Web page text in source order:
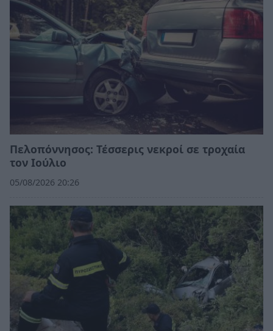
Πελοπόννησος: Τέσσερις νεκροί σε τροχαία
τον Ιούλιο
05/08/2026 20:26